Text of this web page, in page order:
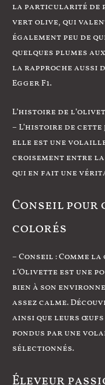
la particularité de
vert olive, qui
également peu de
quelques plumes
la rapproche aussi
Egger F1.
L’histoire de
– L’histoire de
elle est une
croisement entre la
qui en fait une
Conseil pour
colorés
– Conseil : Comme
l’Olivette est une
bien à son
assez calme.
ainsi que leurs
pondus par une
sélectionnés.
Éleveur